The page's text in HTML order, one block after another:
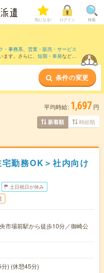
気になる! ログイン 検索
・事務系、 営業・販売・サービス
す。さらに、 短期 ・ 単発などの
神戸(兵庫県)駅・
条件の変更
平均時給: 1,697 円
新着順 時給順
勤務OK＞社内向け
土日祝日が休み
市場前駅から徒歩10分／御崎公
) (休憩45分)